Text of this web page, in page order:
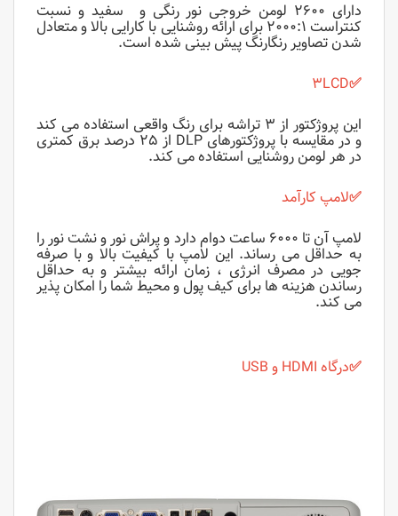
دارای ۲۶۰۰ لومن خروجی نور رنگی و سفید و نسبت
کنتراست ۲۰۰۰:۱ برای ارائه روشنایی با کارایی بالا و متعادل
شدن تصاویر رنگارنگ پیش بینی شده است.
✅۳LCD
این پروژکتور از ۳ تراشه برای رنگ واقعی استفاده می کند
و در مقایسه با پروژکتورهای DLP از ۲۵ درصد برق کمتری
در هر لومن روشنایی استفاده می کند.
✅لامپ کارآمد
لامپ آن تا ۶۰۰۰ ساعت دوام دارد و پراش نور و نشت نور را
به حداقل می رساند. این لامپ با کیفیت بالا و با صرفه
جویی در مصرف انرژی ، زمان ارائه بیشتر و به حداقل
رساندن هزینه ها برای کیف پول و محیط شما را امکان پذیر
می کند.
✅درگاه HDMI و USB